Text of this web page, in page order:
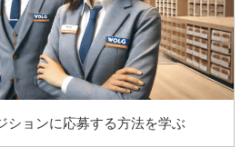
ションに応募する方法を学ぶ